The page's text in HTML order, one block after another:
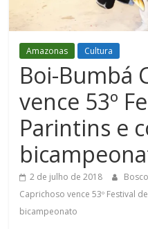
Figueiredo
Amazonas Cultura
Boi-Bumbá
vence 53º
Parintins e
2 de julho de 2018
Caprichoso vence 53º Festival
bicampeonato